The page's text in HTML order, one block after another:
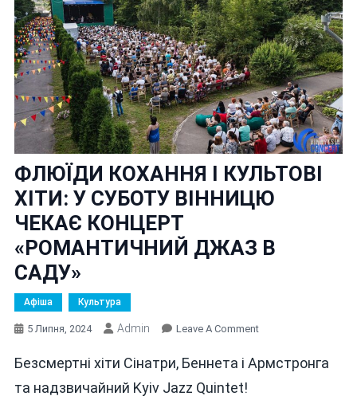
ФЛЮЇДИ КОХАННЯ І КУЛЬТОВІ
ХІТИ: У СУБОТУ ВІННИЦЮ
ЧЕКАЄ КОНЦЕРТ
«РОМАНТИЧНИЙ ДЖАЗ В
САДУ»
Афіша Культура
5 Липня, 2024 Admin Leave A CommentOn
КОХАННЯ
Безсмертні хіти Сінатри, Беннета і Армстронга
та надзвичайний Kyiv Jazz Quintet!